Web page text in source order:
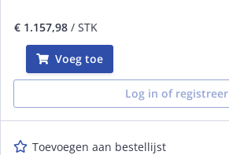
€ 1.157,98 / STK
Voeg toe
Log in of registreer
Toevoegen aan bestellijst